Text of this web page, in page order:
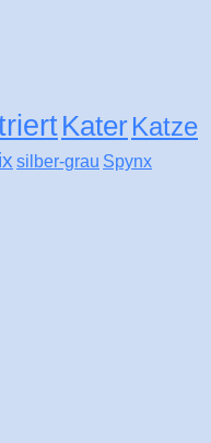
KaterKatze
silber-grau Spynx